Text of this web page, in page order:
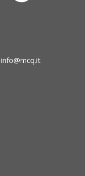
info@mcq.it